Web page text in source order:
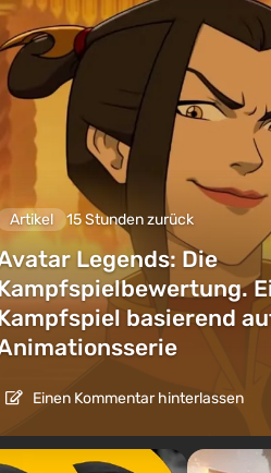
Artikel 15 Stunden zurück
Legends: Die
basierend
Einen Kommentar hinterlassen